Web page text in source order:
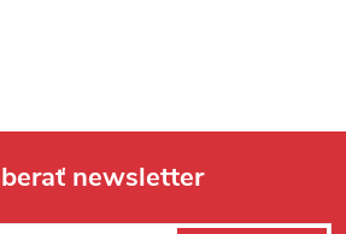
newsletter